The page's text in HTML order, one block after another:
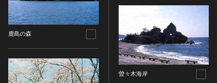
鹿島の森
曽々木海岸
その他
工芸技術
漆芸
染織
陶芸